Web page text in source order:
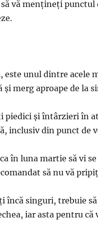
vă menţineţi punctul
este unul dintre acele
şi merg aproape de la
piedici şi întârzieri în
inclusiv din punct de
în luna martie să vi
să nu vă
încă singuri, trebuie
iar asta pentru